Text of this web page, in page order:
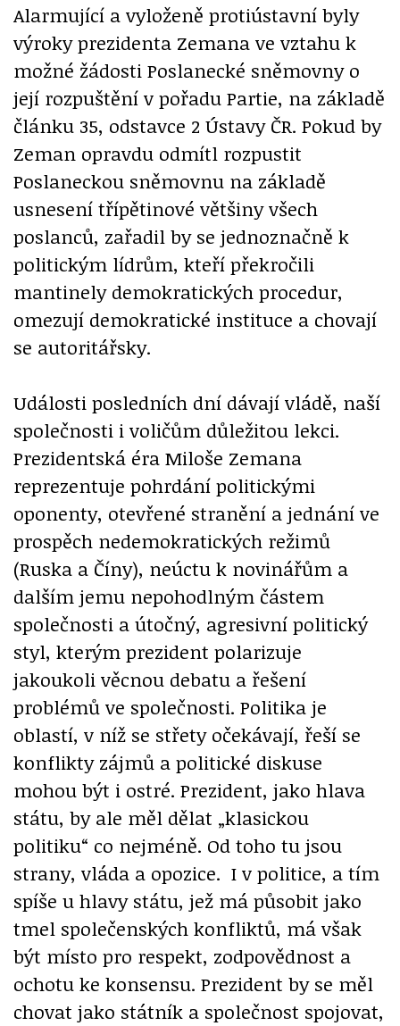
Alarmující a vyloženě protiústavní byly
výroky prezidenta Zemana ve vztahu k
možné žádosti Poslanecké sněmovny o
její rozpuštění v pořadu Partie, na základě
článku 35, odstavce 2 Ústavy ČR. Pokud by
Zeman opravdu odmítl rozpustit
Poslaneckou sněmovnu na základě
usnesení třípětinové většiny všech
poslanců, zařadil by se jednoznačně k
politickým lídrům, kteří překročili
mantinely demokratických procedur,
omezují demokratické instituce a chovají
se autoritářsky.
Události posledních dní dávají vládě, naší
společnosti i voličům důležitou lekci.
Prezidentská éra Miloše Zemana
reprezentuje pohrdání politickými
oponenty, otevřené stranění a jednání ve
prospěch nedemokratických režimů
(Ruska a Číny), neúctu k novinářům a
dalším jemu nepohodlným částem
společnosti a útočný, agresivní politický
styl, kterým prezident polarizuje
jakoukoli věcnou debatu a řešení
problémů ve společnosti. Politika je
oblastí, v níž se střety očekávají, řeší se
konflikty zájmů a politické diskuse
mohou být i ostré. Prezident, jako hlava
státu, by ale měl dělat „klasickou
politiku“ co nejméně. Od toho tu jsou
strany, vláda a opozice. I v politice, a tím
spíše u hlavy státu, jež má působit jako
tmel společenských konfliktů, má však
být místo pro respekt, zodpovědnost a
ochotu ke konsensu. Prezident by se měl
chovat jako státník a společnost spojovat,